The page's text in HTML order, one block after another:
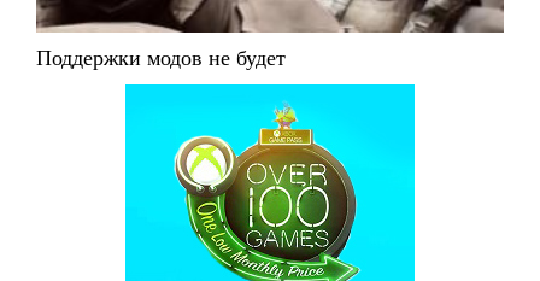
Поддержки модов не будет